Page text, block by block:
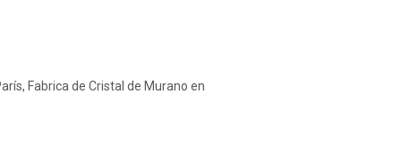
Fabrica de Cristal de Murano en